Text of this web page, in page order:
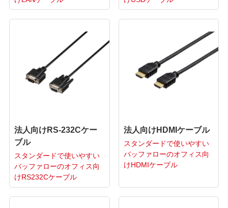
法人向けRS-232Cケー
ブル
スタンダードで使いやすい
バッファローのオフィス向
けRS232Cケーブル
法人向けHDMIケーブル
スタンダードで使いやすい
バッファローのオフィス向
けHDMIケーブル